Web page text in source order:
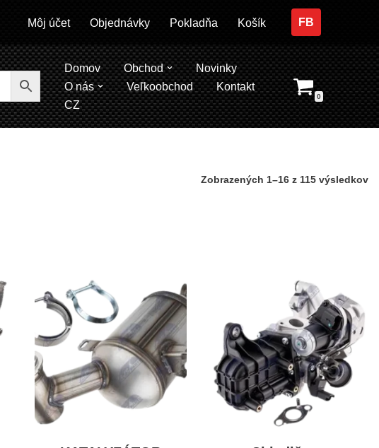
Môj účet Objednávky Pokladňa Košík FB
Domov Obchod
Novinky
O nás
Veľkoobchod
Kontakt
CZ
0
Zobrazených 1–16 z 115 výsledkov